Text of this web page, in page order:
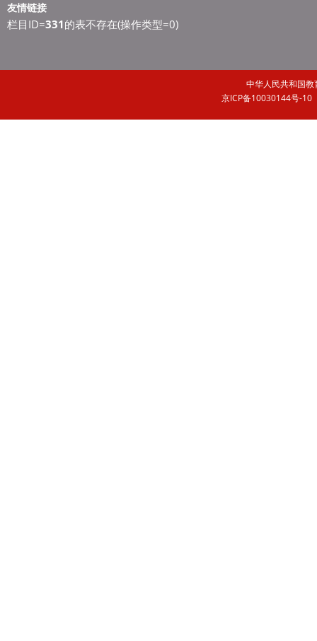
友情链接
栏目ID=331的表不存在(操作类型=0)
中华人民共和
京ICP备10030144号